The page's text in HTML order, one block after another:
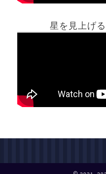
星を見上げ